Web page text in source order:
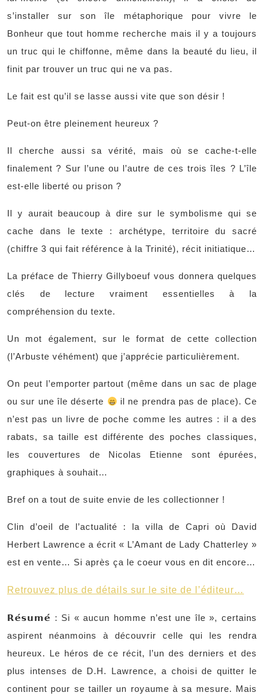
s’installer sur son île métaphorique pour vivre le
Bonheur que tout homme recherche mais il y a toujours
un truc qui le chiffonne, même dans la beauté du lieu, il
finit par trouver un truc qui ne va pas.
Le fait est qu’il se lasse aussi vite que son désir !
Peut-on être pleinement heureux ?
Il cherche aussi sa vérité, mais où se cache-t-elle
finalement ? Sur l’une ou l’autre de ces trois îles ? L’île
est-elle liberté ou prison ?
Il y aurait beaucoup à dire sur le symbolisme qui se
cache dans le texte : archétype, territoire du sacré
(chiffre 3 qui fait référence à la Trinité), récit initiatique…
La préface de Thierry Gillyboeuf vous donnera quelques
clés de lecture vraiment essentielles à la
compréhension du texte.
Un mot également, sur le format de cette collection
(l’Arbuste véhément) que j’apprécie particulièrement.
On peut l’emporter partout (même dans un sac de plage
ou sur une île déserte
il ne prendra pas de place). Ce
n’est pas un livre de poche comme les autres : il a des
rabats, sa taille est différente des poches classiques,
les couvertures de Nicolas Etienne sont épurées,
graphiques à souhait…
Bref on a tout de suite envie de les collectionner !
Clin d’oeil de l’actualité : la villa de Capri où David
Herbert Lawrence a écrit « L’Amant de Lady Chatterley »
est en vente… Si après ça le coeur vous en dit encore…
Retrouvez plus de détails sur le site de l’éditeur…
𝗥𝗲́𝘀𝘂𝗺𝗲́ : Si « aucun homme n’est une île », certains
aspirent néanmoins à découvrir celle qui les rendra
heureux. Le héros de ce récit, l’un des derniers et des
plus intenses de D.H. Lawrence, a choisi de quitter le
continent pour se tailler un royaume à sa mesure. Mais